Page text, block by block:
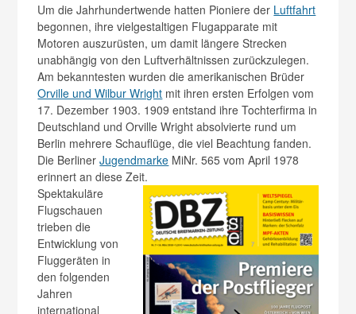
Um die Jahrhundertwende hatten Pioniere der Luftfahrt
begonnen, ihre vielgestaltigen Flugapparate mit
Motoren auszurüsten, um damit längere Strecken
unabhängig von den Luftverhältnissen zurückzulegen.
Am bekanntesten wurden die amerikanischen Brüder
Orville und Wilbur Wright mit ihren ersten Erfolgen vom
17. Dezember 1903. 1909 entstand ihre Tochterfirma in
Deutschland und Orville Wright absolvierte rund um
Berlin mehrere Schauflüge, die viel Beachtung fanden.
Die BerlinerJugendmarke MiNr. 565 vom April 1978
erinnert an diese Zeit.
Spektakuläre
Flugschauen
trieben die
Entwicklung von
Fluggeräten in
den folgenden
Jahren
international